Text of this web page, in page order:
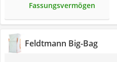
Fassungsvermögen
Feldtmann Big-Bag